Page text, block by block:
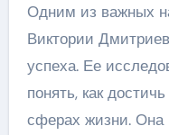
Одним из важных
Виктории
успеха. Ее
понять, как
сферах жизни. Она